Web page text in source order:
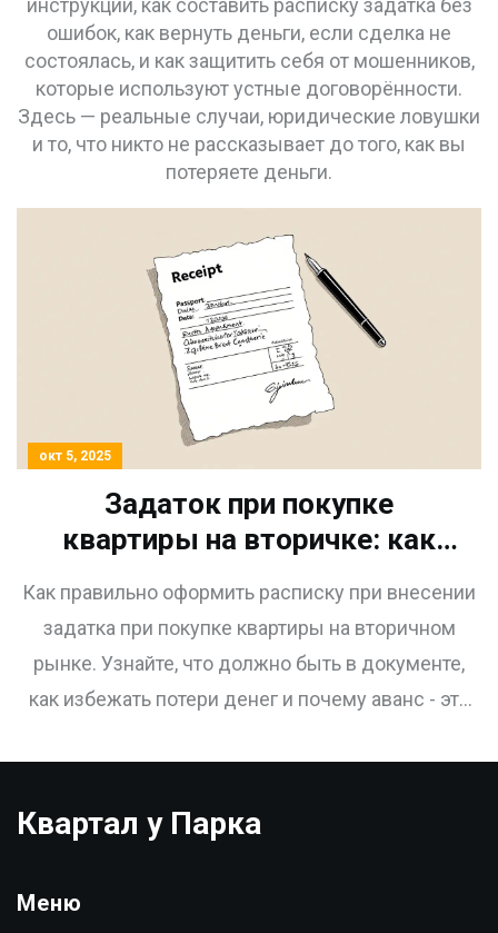
инструкции, как составить расписку задатка без
ошибок, как вернуть деньги, если сделка не
состоялась, и как защитить себя от мошенников,
которые используют устные договорённости.
Здесь — реальные случаи, юридические ловушки
и то, что никто не рассказывает до того, как вы
потеряете деньги.
окт 5, 2025
Задаток при покупке
квартиры на вторичке: как
правильно оформить
расписку
Как правильно оформить расписку при внесении
задатка при покупке квартиры на вторичном
рынке. Узнайте, что должно быть в документе,
как избежать потери денег и почему аванс - это
Квартал у Парка
Меню